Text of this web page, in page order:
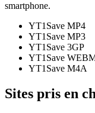
smartphone.
YT1Save MP4
YT1Save MP3
YT1Save 3GP
YT1Save
YT1Save M4A
Sites pris en